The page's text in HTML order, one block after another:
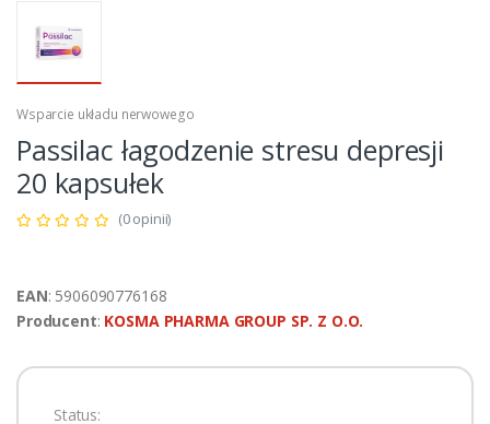
Wsparcie układu nerwowego
Passilac łagodzenie stresu depresji
20 kapsułek
(0 opinii)
EAN: 5906090776168
Producent: KOSMA PHARMA GROUP SP. Z O.O.
Status: